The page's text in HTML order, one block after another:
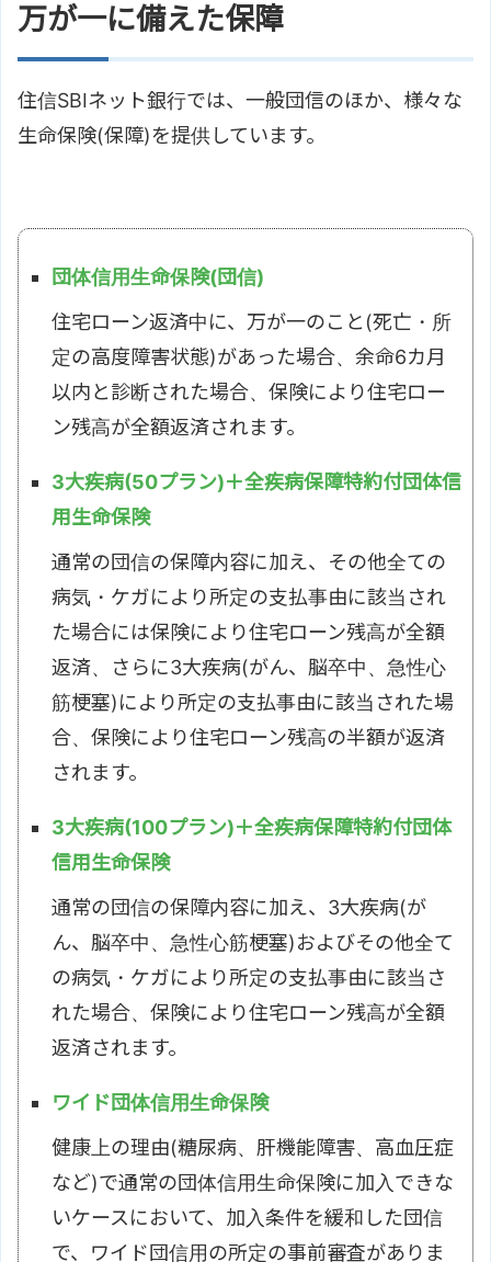
万が一に備えた保障
住信SBIネット銀行では、一般団信のほか、様々な
生命保険(保障)を提供しています。
団体信用生命保険(団信)
住宅ローン返済中に、万が一のこと(死亡・所
定の高度障害状態)があった場合、余命6カ月
以内と診断された場合、保険により住宅ロー
ン残高が全額返済されます。
3大疾病(50プラン)＋全疾病保障特約付団体信
用生命保険
通常の団信の保障内容に加え、その他全ての
病気・ケガにより所定の支払事由に該当され
た場合には保険により住宅ローン残高が全額
返済、さらに3大疾病(がん、脳卒中、急性心
筋梗塞)により所定の支払事由に該当された場
合、保険により住宅ローン残高の半額が返済
されます。
3大疾病(100プラン)＋全疾病保障特約付団体
信用生命保険
通常の団信の保障内容に加え、3大疾病(が
ん、脳卒中、急性心筋梗塞)およびその他全て
の病気・ケガにより所定の支払事由に該当さ
れた場合、保険により住宅ローン残高が全額
返済されます。
ワイド団体信用生命保険
健康上の理由(糖尿病、肝機能障害、高血圧症
など)で通常の団体信用生命保険に加入できな
いケースにおいて、加入条件を緩和した団信
で、ワイド団信用の所定の事前審査がありま